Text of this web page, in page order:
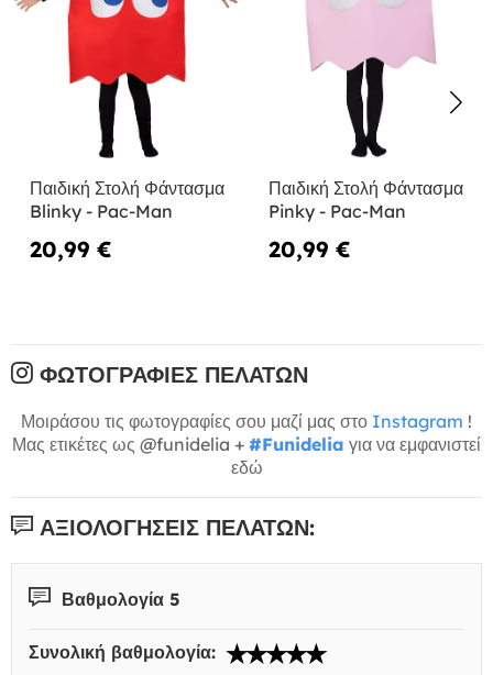
Παιδική Στολή Φάντασμα
Blinky - Pac-Man
20,99 €
Παιδική Στολή Φάντασμα
Pinky - Pac-Man
20,99 €
ΦΩΤΟΓΡΑΦΊΕΣ ΠΕΛΑΤΏΝ
Μοιράσου τις φωτογραφίες σου μαζί μας στο Instagram !
Μας ετικέτες ως @funidelia + #Funidelia για να εμφανιστεί
εδώ
ΑΞΙΟΛΟΓΉΣΕΙΣ ΠΕΛΑΤΏΝ:
Βαθμολογία 5
Συνολική βαθμολογία: